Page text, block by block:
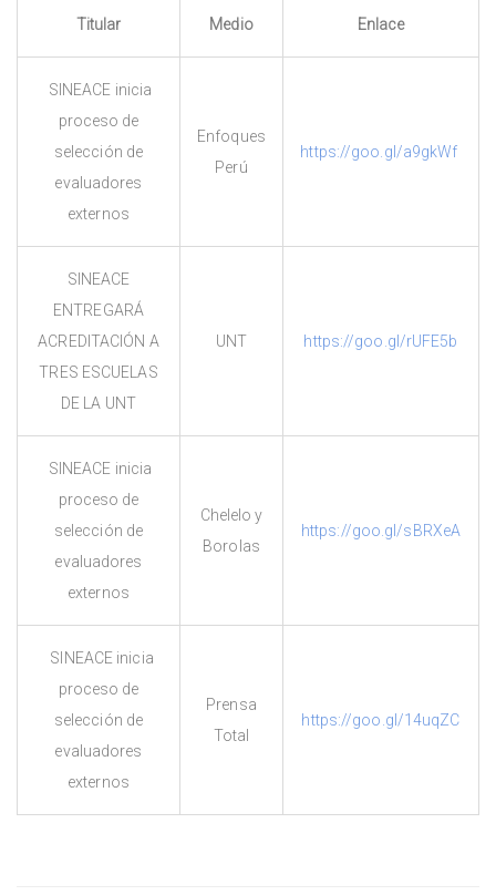
Titular Medio Enlace
SINEACE inicia
proceso de
selección de
evaluadores
externos
Enfoques
Perú
https://goo.gl/a9gkWf
SINEACE
ENTREGARÁ
ACREDITACIÓN A
TRES ESCUELAS
DE LA UNT
UNT https://goo.gl/rUFE5b
SINEACE inicia
proceso de
selección de
evaluadores
externos
Chelelo y
Borolas
https://goo.gl/sBRXeA
SINEACE inicia
proceso de
selección de
evaluadores
externos
Prensa
Total
https://goo.gl/14uqZC